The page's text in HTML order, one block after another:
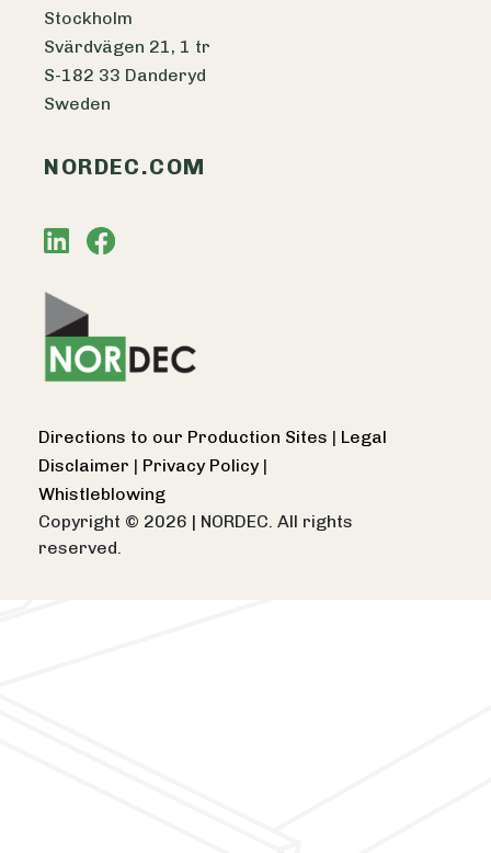
Stockholm
Svärdvägen 21, 1 tr
S-182 33 Danderyd
Sweden
NORDEC.COM
Directions to our Production Sites | Legal
Disclaimer | Privacy Policy |
Whistleblowing
Copyright © 2026 | NORDEC. All rights
reserved.